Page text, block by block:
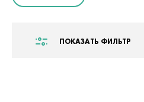
ПОКАЗАТЬ ФИЛЬТР